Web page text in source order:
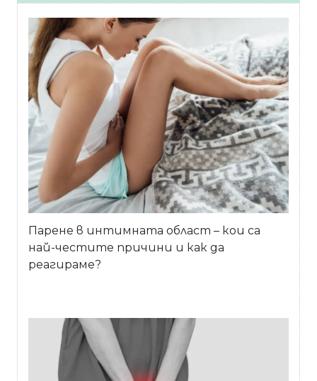
Парене в интимната област – кои са
най-честите причини и как да
реагираме?